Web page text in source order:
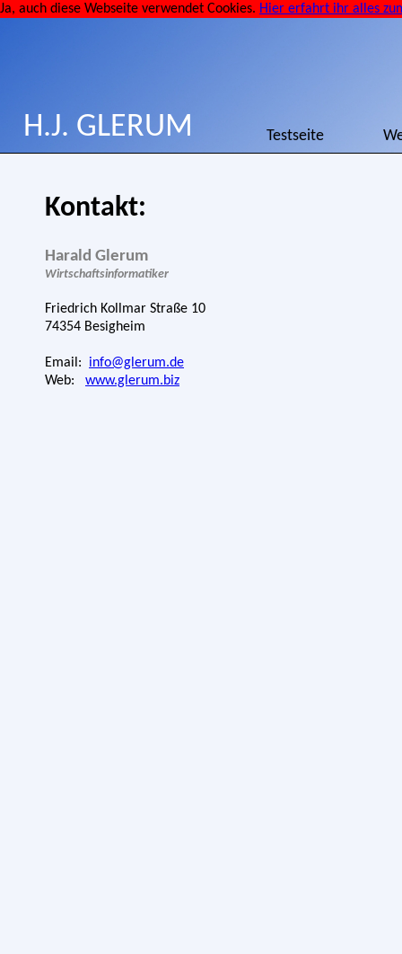
Ja, auch diese Webseite verwendet Cookies. Hier erfahrt ihr alles
H.J. GLERUM Testseite
Kontakt:
Harald Glerum
Wirtschaftsinformatiker
Friedrich Kollmar Straße 10
74354 Besigheim
Email: info@glerum.de
Web: www.glerum.biz